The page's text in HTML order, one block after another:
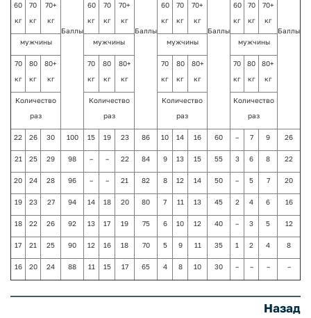
Баллы Баллы Баллы Баллы
60
кг
70
кг
70+
кг
60
кг
70
кг
70+
кг
60
кг
70
кг
70+
кг
60
кг
70
кг
70+
кг
мужчины мужчины мужчины мужчины
70
кг
80
кг
80+
кг
70
кг
80
кг
80+
кг
70
кг
80
кг
80+
кг
70
кг
80
кг
80+
кг
Количество
раз
Количество
раз
Количество
раз
Количество
раз
22 26 30 100 15 19 23 86 10 14 16 60 – 7 9 26
21 25 29 98 – – 22 84 9 13 15 55 3 6 8 22
20 24 28 96 – – 21 82 8 12 14 50 – 5 7 20
19 23 27 94 14 18 20 80 7 11 13 45 2 4 6 16
18 22 26 92 13 17 19 75 6 10 12 40 – 3 5 12
17 21 25 90 12 16 18 70 5 9 11 35 1 2 4 8
16 20 24 88 11 15 17 65 4 8 10 30 – – – –
Назад